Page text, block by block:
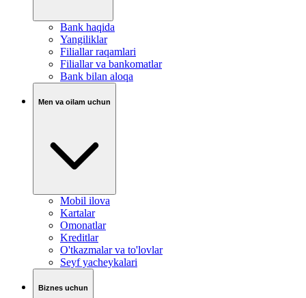
Bank haqida
Yangiliklar
Filiallar raqamlari
Filiallar va bankomatlar
Bank bilan aloqa
Men va oilam uchun
Mobil ilova
Kartalar
Omonatlar
Kreditlar
O'tkazmalar va to'lovlar
Seyf yacheykalari
Biznes uchun